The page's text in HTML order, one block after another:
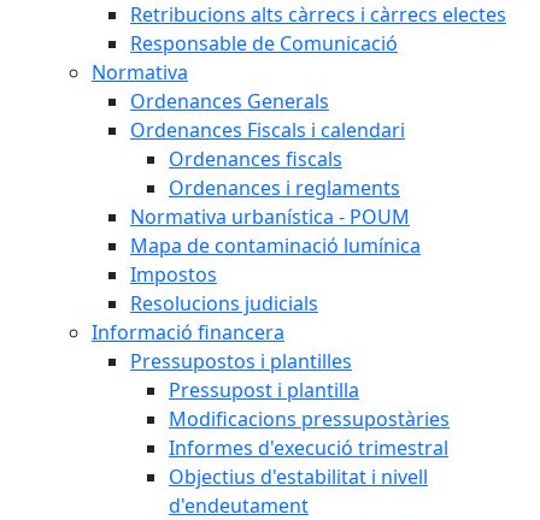
Retribucions alts càrrecs i càrrecs electes
Responsable de Comunicació
Normativa
Ordenances Generals
Ordenances Fiscals i calendari
Ordenances fiscals
Ordenances i reglaments
Normativa urbanística - POUM
Mapa de contaminació lumínica
Impostos
Resolucions judicials
Informació financera
Pressupostos i plantilles
Pressupost i plantilla
Modificacions pressupostàries
Informes d'execució trimestral
Objectius d'estabilitat i nivell
d'endeutament